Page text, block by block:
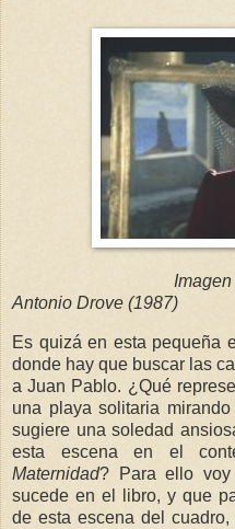
Antonio Drove (1987)
Es quizá en esta pequeña
donde hay que buscar las
a Juan Pablo. ¿Qué
una playa solitaria
sugiere una soledad
esta escena en el
Maternidad? Para ello
sucede en el libro, y que
de esta escena del